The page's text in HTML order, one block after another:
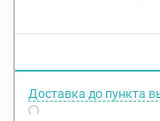
Доставка до пункта